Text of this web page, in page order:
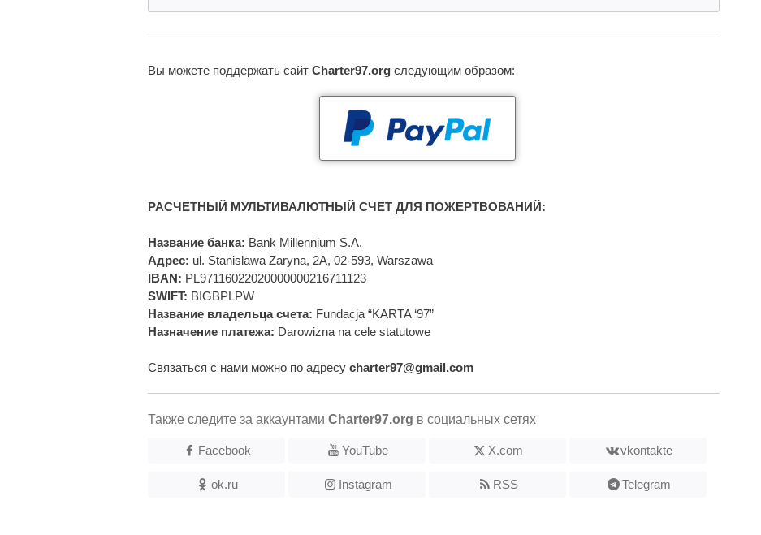
Вы можете поддержать сайт Charter97.org следующим образом:
РАСЧЕТНЫЙ МУЛЬТИВАЛЮТНЫЙ СЧЕТ ДЛЯ ПОЖЕРТВОВАНИЙ:
Название банка: Bank Millennium S.A.
Адрес: ul. Stanislawa Zaryna, 2A, 02-593, Warszawa
IBAN: PL97116022020000000216711123
SWIFT: BIGBPLPW
Название владельца счета: Fundacja “KARTA ‘97”
Назначение платежа: Darowizna na cele statutowe
Связаться с нами можно по адресу charter97@gmail.com
Также следите за аккаунтами Charter97.org в социальных сетях
Facebook YouTube X.com vkontakte
ok.ru Instagram RSS Telegram